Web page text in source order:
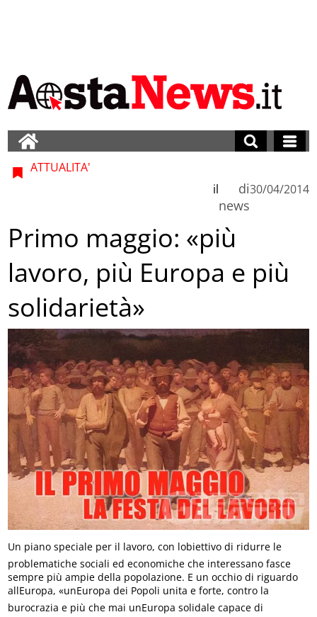
ATTUALITA'
di
news
il 30/04/2014
Primo maggio: «più
lavoro, più Europa e più
solidarietà»
Un piano speciale per il lavoro, con lobiettivo di ridurre le
problematiche sociali ed economiche che interessano fasce
sempre più ampie della popolazione. E un occhio di riguardo
allEuropa, «unEuropa dei Popoli unita e forte, contro la
burocrazia e più che mai unEuropa solidale capace di